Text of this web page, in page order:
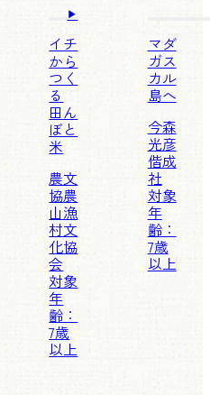
イチ
から
つく
る
田ん
ぼと
米
農文
協農
山漁
村文
化協
会
対象
年
齢：
7歳
以上
マダ
ガス
カル
島へ
今森
光彦
偕成
社
対象
年
齢：
7歳
以上